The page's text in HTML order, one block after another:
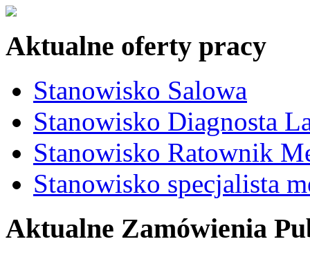
Aktualne oferty pracy
Stanowisko Salowa
Stanowisko Diagnosta
Stanowisko Ratownik
Stanowisko specjalista
Aktualne Zamówienia